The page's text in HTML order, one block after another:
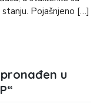
Pojašnjeno […]
u